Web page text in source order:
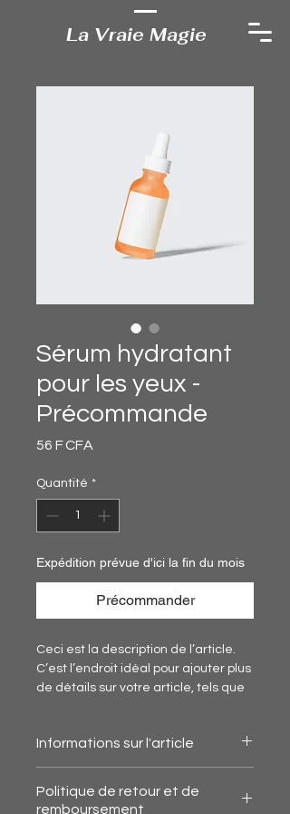
La Vraie Magie
Sérum hydratant
pour les yeux -
Précommande
56 F CFA
Quantité *
Expédition prévue d'ici la fin du mois
Précommander
Ceci est la description de l’article.
C’est l’endroit idéal pour ajouter plus
de détails sur votre article, tels que
nettoyage.
Informations sur l'article
informations sur votre article, telles
Politique de retour et de
remboursement